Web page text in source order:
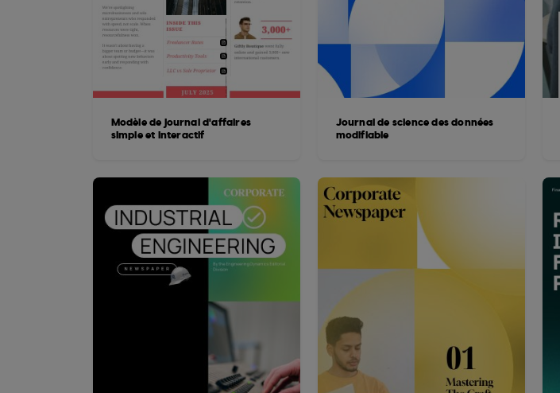
Modèle de journal d'affaires
simple et interactif
Journal de science des données
modifiable